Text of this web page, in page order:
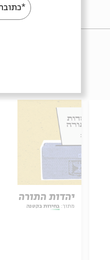
יהדות התורה
מתוך: בחירות בקטנה